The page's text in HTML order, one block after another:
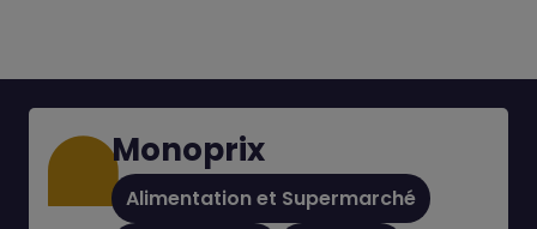
Monoprix
Alimentation et Supermarché